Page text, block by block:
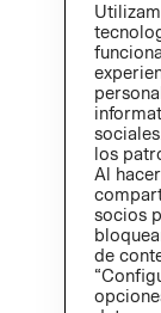
los
Al
socios
de